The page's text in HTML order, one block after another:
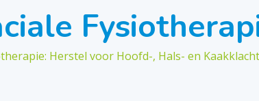
Herstel voor Hoofd-, Hals- en